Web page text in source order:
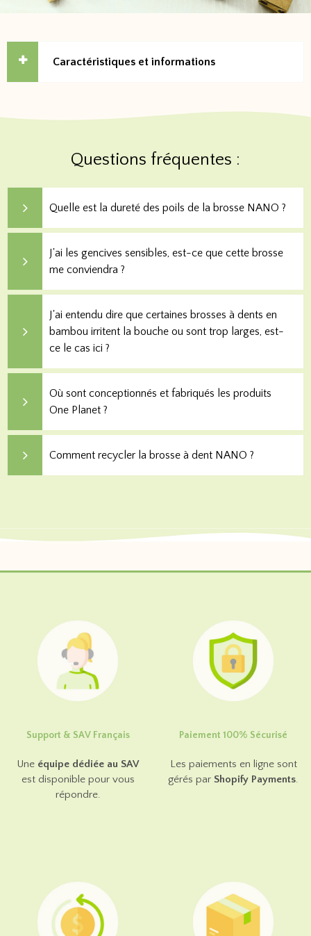
Caractéristiques et informations
Questions fréquentes :
Quelle est la dureté des poils de la brosse NANO ?
J'ai les gencives sensibles, est-ce que cette brosse
me conviendra ?
J'ai entendu dire que certaines brosses à dents en
bambou irritent la bouche ou sont trop larges, est-
ce le cas ici ?
Où sont conceptionnés et fabriqués les produits
One Planet ?
Comment recycler la brosse à dent NANO ?
Support & SAV Français
Une équipe dédiée au SAV
est disponible pour vous
répondre.
Paiement 100% Sécurisé
Les paiements en ligne sont
gérés par Shopify Payments.